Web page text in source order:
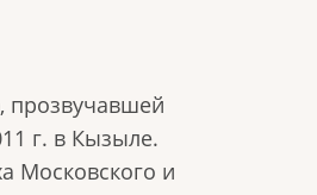
прозвучавшей
г. в Кызыле.
Московского и